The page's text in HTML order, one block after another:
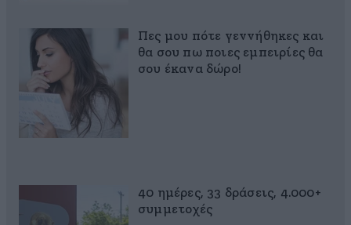
Πες μου πότε γεννήθηκες και
θα σου πω ποιες εμπειρίες θα
σου έκανα δώρο!
40 ημέρες, 33 δράσεις, 4.000+
συμμετοχές